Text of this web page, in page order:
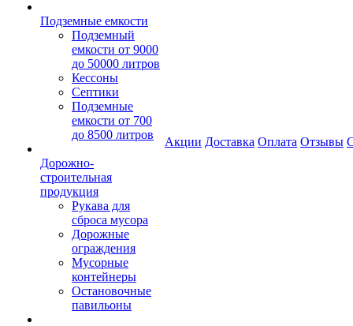
Подземные емкости
Подземный
емкости от 9000
до 50000 литров
Кессоны
Септики
Подземные
емкости от 700
до 8500 литров
Дорожно-
строительная
продукция
Рукава для
сброса мусора
Дорожные
ограждения
Мусорные
контейнеры
Остановочные
павильоны
Акции Доставка Оплата Отзывы